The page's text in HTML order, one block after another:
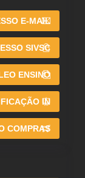
E-MAIL
SIVSC
ENSINO
IN
COMPRAS